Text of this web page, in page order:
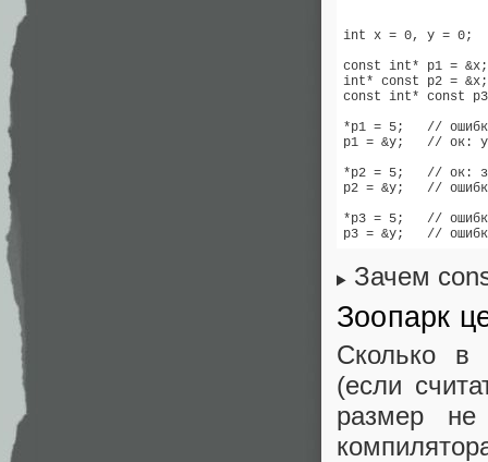
int x = 0, y = 0;
const int* p1 =
int* const p2 =
const int* const
*p1 = 5;   //
p1 = &y;   // ок:
*p2 = 5;   // ок:
p2 = &y;   //
*p3 = 5;   //
p3 = &y;   //
Зачем
Зоопарк
Сколько в
(если
размер